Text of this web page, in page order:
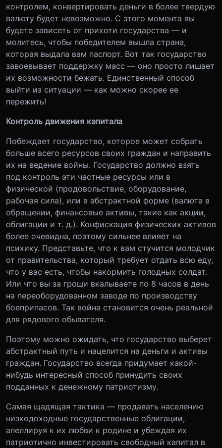
контролем, конвертировать деньги в более твердую
валюту будет невозможно. С этого момента вы
будете зависеть от прихоти государства — и
молитесь, чтобы победителем вышла страна,
которая выдала вам паспорт. Вот так государство
завоевывает поддержку масс — оно просто лишает
их возможности бежать. Единственный способ
выйти из ситуации — как можно скорее ее
пережить!
Контроль движения капитала
Побеждает государство, которое может собрать
больше всего ресурсов своих граждан и направить
их на ведение войны. Государство должно взять
под контроль эти частные ресурсы или в
физической (продовольствие, оборудование,
рабочая сила), или в абстрактной форме (валюта в
обращении, финансовые активы, такие как акции,
облигации и т. д.). Конфискация физических активов
более очевидна, поэтому сильнее влияет на
психику. Представьте, что к вам стучится молодчик
от правительства, который требует отдать всю еду,
что у вас есть, чтобы накормить голодных солдат.
Или что вы за гроши вкалываете по 8 часов в день
на переоборудованном заводе по производству
боеприпасов. Так война становится очень реальной
для рядового обывателя.
Поэтому можно ожидать, что государство выберет
абстрактный путь и нацелится на деньги и активы
граждан. Государство всегда придумает какой-
нибудь интересный способ принудить своих
подданных к денежному патриотизму.
Самая щадящая тактика — продавать населению
низкодоходные государственные облигации,
апеллируя к их любви к родине и убеждая их
патриотично инвестировать свободный капитал в